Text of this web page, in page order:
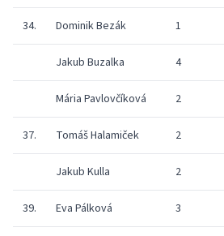
34. Dominik Bezák 1
Jakub Buzalka 4
Mária Pavlovčíková 2
37. Tomáš Halamiček 2
Jakub Kulla 2
39. Eva Pálková 3